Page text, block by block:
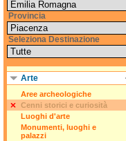
Provincia
Seleziona Destinazione
Arte
Aree archeologiche
Cenni storici e curiosità
Luoghi d'arte
Monumenti, luoghi e
palazzi